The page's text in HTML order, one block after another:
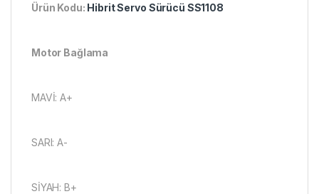
Ürün Kodu: Hibrit Servo Sürücü SS1108
Motor Bağlama
MAVİ: A+
SARI: A-
SİYAH: B+